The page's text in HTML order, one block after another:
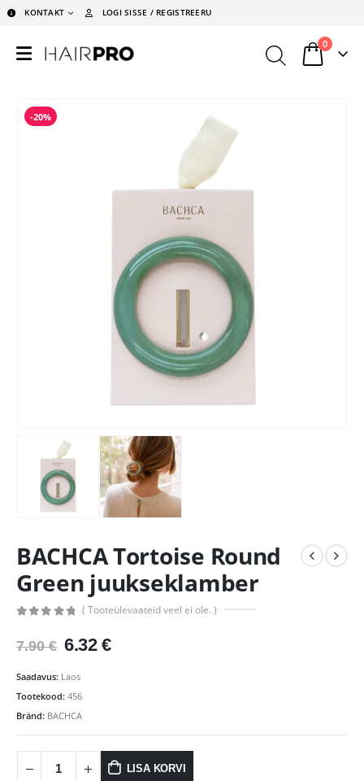
KONTAKT LOGI SISSE / REGISTREERU
0
-20%
BACHCA Tortoise Round
Green juukseklamber
( Tooteülevaateid veel ei ole. )
7.90€ Algne
oli:
7.90 €.
6.32€Praegune
Saadavus: Laos
Tootekood: 456
Bränd: BACHCA
LISA KORVI